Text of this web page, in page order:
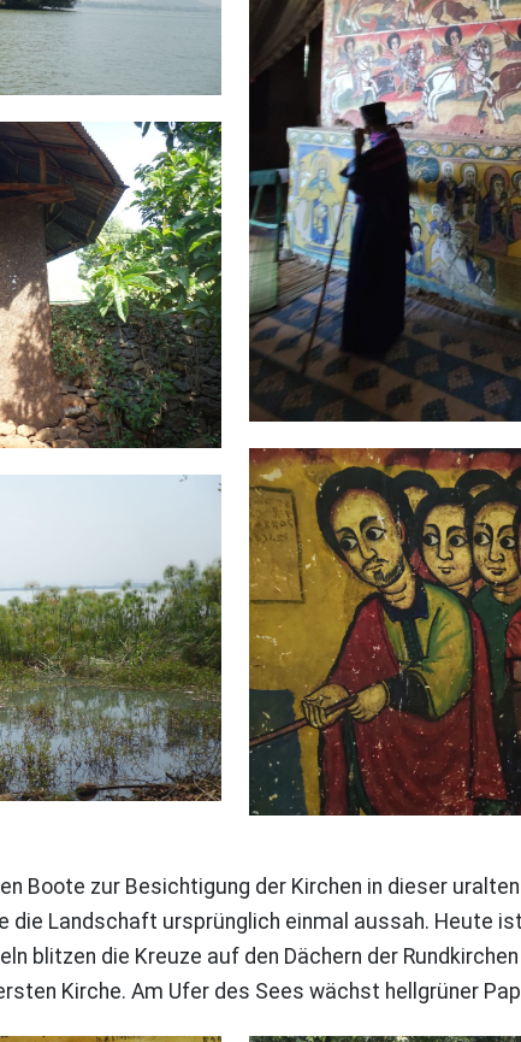
Boote zur Besichtigung der Kirchen in dieser
die Landschaft ursprünglich einmal aussah. Heute
blitzen die Kreuze auf den Dächern der
Kirche. Am Ufer des Sees wächst hellgrüner